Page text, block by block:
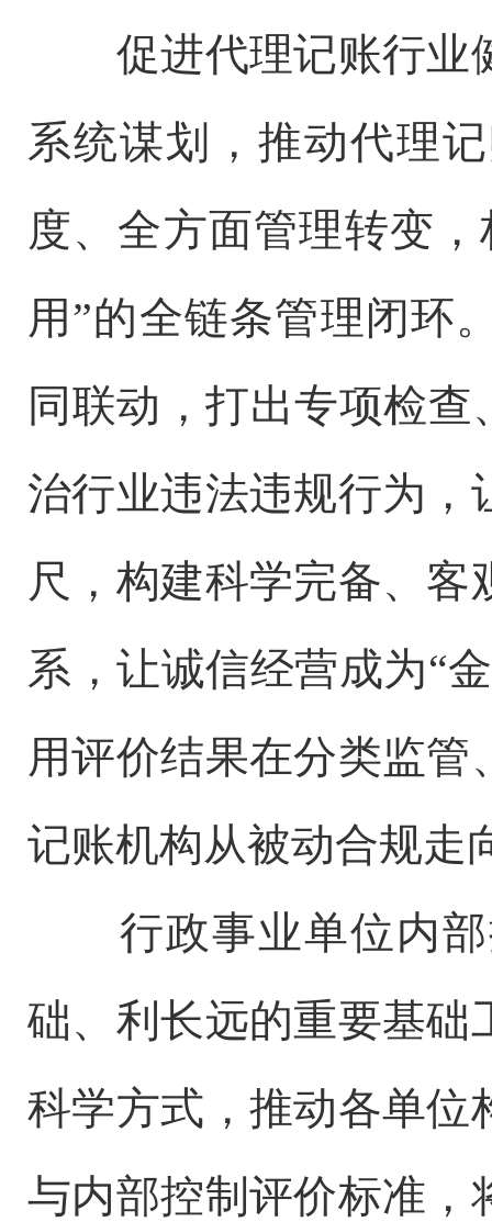
促进代理记账行业
系统谋划，推动代理
度、全方面管理转变
用”的全链条管理闭环
同联动，打出专项检
治行业违法违规行为，
尺，构建科学完备、
系，让诚信经营成为“
用评价结果在分类监
记账机构从被动合规走
行政事业单位内部
础、利长远的重要基础
科学方式，推动各单位
与内部控制评价标准，